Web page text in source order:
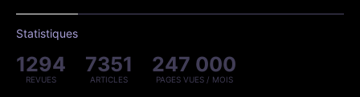
Statistiques
1294
REVUES
7351
ARTICLES
247 000
PAGES VUES / MOIS